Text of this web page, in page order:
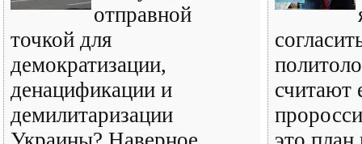
отправной
точкой для
демократизации,
денацификации и
демилитаризации
считают